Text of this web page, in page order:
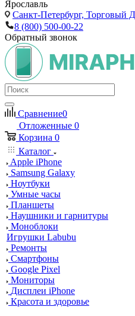
Ярославль
Санкт-Петербург, Торговый
8 (800) 500-00-22
Обратный звонок
Сравнение0
Отложенные 0
Корзина 0
Каталог
Apple iPhone
Samsung Galaxy
Ноутбуки
Умные часы
Планшеты
Наушники и гарнитуры
Моноблоки
Игрушки Labubu
Ремонты
Смартфоны
Google Pixel
Мониторы
Дисплеи iPhone
Красота и здоровье